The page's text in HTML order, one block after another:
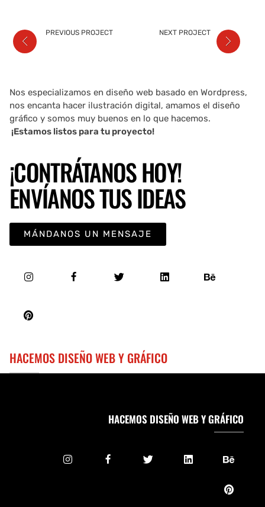
PREVIOUS PROJECT NEXT PROJECT
Nos especializamos en diseño web basado en Wordpress,
nos encanta hacer ilustración digital, amamos el diseño
gráfico y somos muy buenos en lo que hacemos.
¡Estamos listos para tu proyecto!
¡CONTRÁTANOS HOY!
ENVÍANOS TUS IDEAS
MÁNDANOS UN MENSAJE
HACEMOS DISEÑO WEB Y GRÁFICO
HACEMOS DISEÑO WEB Y GRÁFICO